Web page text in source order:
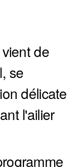
de
se
délicate
l'ailier